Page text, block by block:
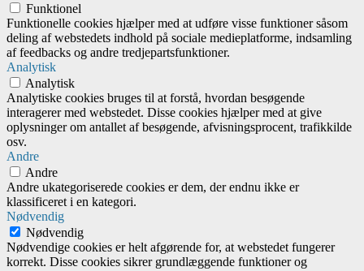
Funktionel
Funktionelle cookies hjælper med at udføre visse funktioner såsom
deling af webstedets indhold på sociale medieplatforme, indsamling
af feedbacks og andre tredjepartsfunktioner.
Analytisk
Analytisk
Analytiske cookies bruges til at forstå, hvordan besøgende
interagerer med webstedet. Disse cookies hjælper med at give
oplysninger om antallet af besøgende, afvisningsprocent, trafikkilde
osv.
Andre
Andre
Andre ukategoriserede cookies er dem, der endnu ikke er
klassificeret i en kategori.
Nødvendig
Nødvendig
Nødvendige cookies er helt afgørende for, at webstedet fungerer
korrekt. Disse cookies sikrer grundlæggende funktioner og